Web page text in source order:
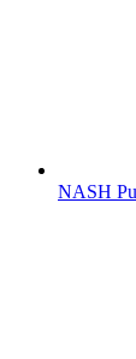
NASH